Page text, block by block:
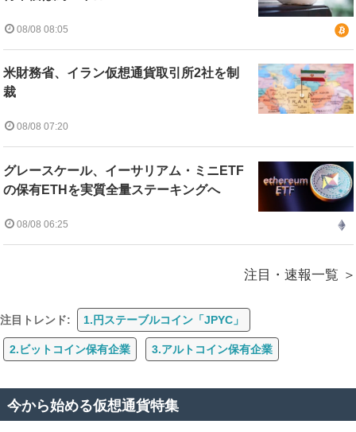
08/08 08:05
米財務省、イラン仮想通貨取引所2社を制
裁
08/08 07:20
グレースケール、イーサリアム・ミニETF
の保有ETHを実質全量ステーキングへ
08/08 06:25
注目・速報一覧
注目トレンド: 1.円ステーブルコイン「JPYC」
2.ビットコイン保有企業 3.アルトコイン保有企業
今から始める仮想通貨特集